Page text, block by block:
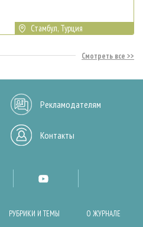
Стамбул, Турция
Смотреть все
Рекламодателям
Контакты
РУБРИКИ И ТЕМЫ О ЖУРНАЛЕ